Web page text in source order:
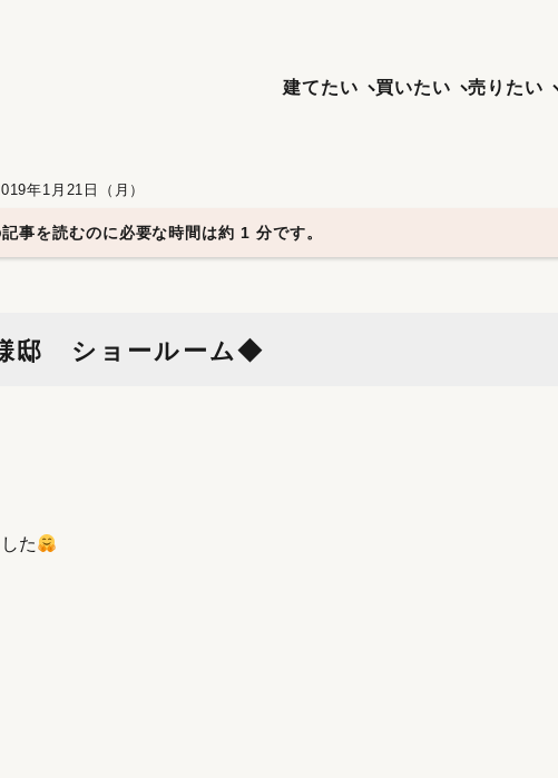
建てたい 買いたい 売りたい
年1月21日（月）
事を読むのに必要な時間は約 1 分です。
邸 ショールーム◆
た